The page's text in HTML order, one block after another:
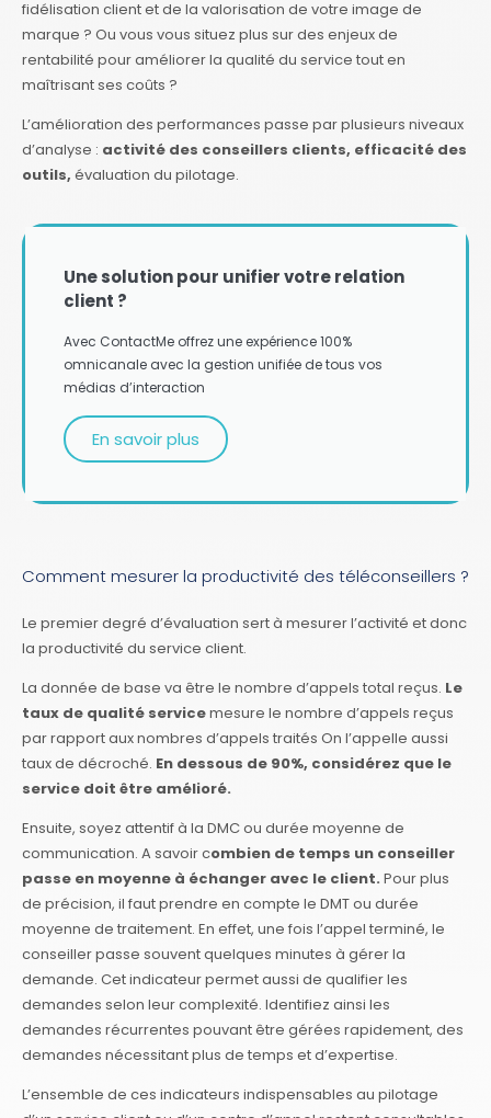
fidélisation client et de la valorisation de votre image de
marque ? Ou vous vous situez plus sur des enjeux de
rentabilité pour améliorer la qualité du service tout en
maîtrisant ses coûts ?
L’amélioration des performances passe par plusieurs niveaux
d’analyse : activité des conseillers clients, efficacité des
outils, évaluation du pilotage.
Une solution pour unifier votre relation
client ?
Avec ContactMe offrez une expérience 100%
omnicanale avec la gestion unifiée de tous vos
médias d’interaction
En savoir plus
Comment mesurer la productivité des téléconseillers ?
Le premier degré d’évaluation sert à mesurer l’activité et donc
la productivité du service client.
La donnée de base va être le nombre d’appels total reçus. Le
taux de qualité servicemesure le nombre d’appels reçus
par rapport aux nombres d’appels traités On l’appelle aussi
taux de décroché. En dessous de 90%, considérez que le
service doit être amélioré.
Ensuite, soyez attentif à la DMC ou durée moyenne de
communication. A savoir combien de temps un conseiller
passe en moyenne à échanger avec le client. Pour plus
de précision, il faut prendre en compte le DMT ou durée
moyenne de traitement. En effet, une fois l’appel terminé, le
conseiller passe souvent quelques minutes à gérer la
demande. Cet indicateur permet aussi de qualifier les
demandes selon leur complexité. Identifiez ainsi les
demandes récurrentes pouvant être gérées rapidement, des
demandes nécessitant plus de temps et d’expertise.
L’ensemble de ces indicateurs indispensables au pilotage